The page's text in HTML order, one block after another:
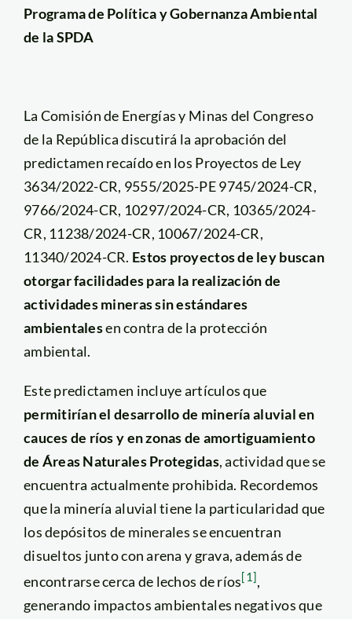
Programa de Política y Gobernanza Ambiental
de la SPDA
La Comisión de Energías y Minas del Congreso
de la República discutirá la aprobación del
predictamen recaído en los Proyectos de Ley
3634/2022-CR, 9555/2025-PE 9745/2024-CR,
9766/2024-CR, 10297/2024-CR, 10365/2024-
CR, 11238/2024-CR, 10067/2024-CR,
11340/2024-CR. Estos proyectos de ley buscan
otorgar facilidades para la realización de
actividades mineras sin estándares
ambientalesen contra de la protección
ambiental.
Este predictamen incluye artículos que
permitirían el desarrollo de minería aluvial en
cauces de ríos y en zonas de amortiguamiento
de Áreas Naturales Protegidas, actividad que se
encuentra actualmente prohibida. Recordemos
que la minería aluvial tiene la particularidad que
los depósitos de minerales se encuentran
disueltos junto con arena y grava, además de
encontrarse cerca de lechos de ríos[1],
generando impactos ambientales negativos que